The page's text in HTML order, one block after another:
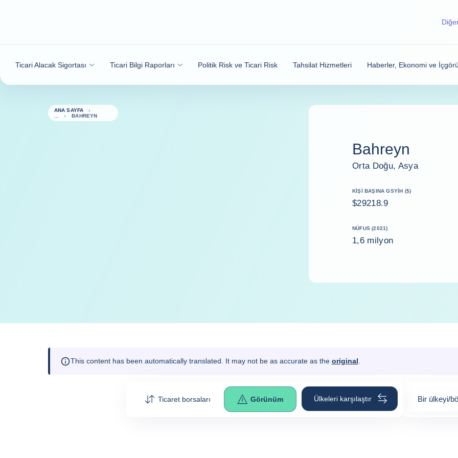
Ticari Alacak Sigortası Ticari Bilgi Raporları Politik Risk ve Ticari Risk Tahsilat Hizmetleri Haberler, Ekonomi ve
ANA SAYFA
BAHREYN
Bahreyn
Orta Doğu, Asya
KIŞI BAŞINA GSYİH ($)
$29218.9
NÜFUS (2021)
1,6 milyon
This content has been automatically translated. It may not be as accurate as the original
Ticaret borsaları Görünüm Ülkeleri karşılaştır Bir ülkeyi/